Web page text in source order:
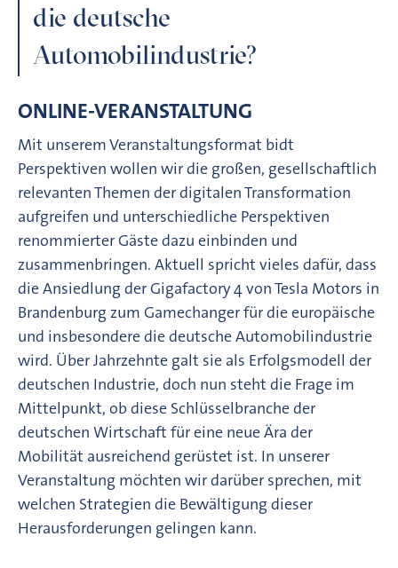
die deutsche
Automobilindustrie?
ONLINE-VERANSTALTUNG
Mit unserem Veranstaltungsformat bidt
Perspektiven wollen wir die großen, gesellschaftlich
relevanten Themen der digitalen Transformation
aufgreifen und unterschiedliche Perspektiven
renommierter Gäste dazu einbinden und
zusammenbringen. Aktuell spricht vieles dafür, dass
die Ansiedlung der Gigafactory 4 von Tesla Motors in
Brandenburg zum Gamechanger für die europäische
und insbesondere die deutsche Automobilindustrie
wird. Über Jahrzehnte galt sie als Erfolgsmodell der
deutschen Industrie, doch nun steht die Frage im
Mittelpunkt, ob diese Schlüsselbranche der
deutschen Wirtschaft für eine neue Ära der
Mobilität ausreichend gerüstet ist. In unserer
Veranstaltung möchten wir darüber sprechen, mit
welchen Strategien die Bewältigung dieser
Herausforderungen gelingen kann.